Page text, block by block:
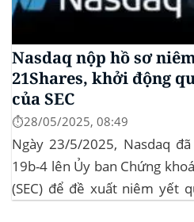
Nasdaq nộp hồ sơ
21Shares, khởi động
của SEC
⏱️28/05/2025, 08:49
Ngày 23/5/2025, Nasdaq
19b-4 lên Ủy ban Chứng
(SEC) để đề xuất niêm yết